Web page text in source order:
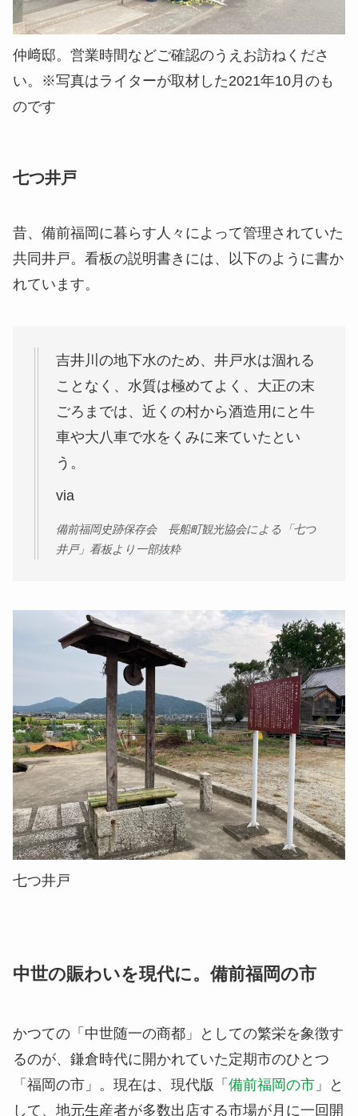
仲﨑邸。営業時間などご確認のうえお訪ねくださ
い。※写真はライターが取材した2021年10月のも
のです
七つ井戸
昔、備前福岡に暮らす人々によって管理されていた
共同井戸。看板の説明書きには、以下のように書か
れています。
吉井川の地下水のため、井戸水は涸れる
ことなく、水質は極めてよく、大正の末
ごろまでは、近くの村から酒造用にと牛
車や大八車で水をくみに来ていたとい
う。
via
備前福岡史跡保存会 長船町観光協会による「七つ
井戸」看板より一部抜粋
七つ井戸
中世の賑わいを現代に。備前福岡の市
かつての「中世随一の商都」としての繁栄を象徴す
るのが、鎌倉時代に開かれていた定期市のひとつ
「福岡の市」。現在は、現代版「 備前福岡の市 」と
して、地元生産者が多数出店する市場が月に一回開